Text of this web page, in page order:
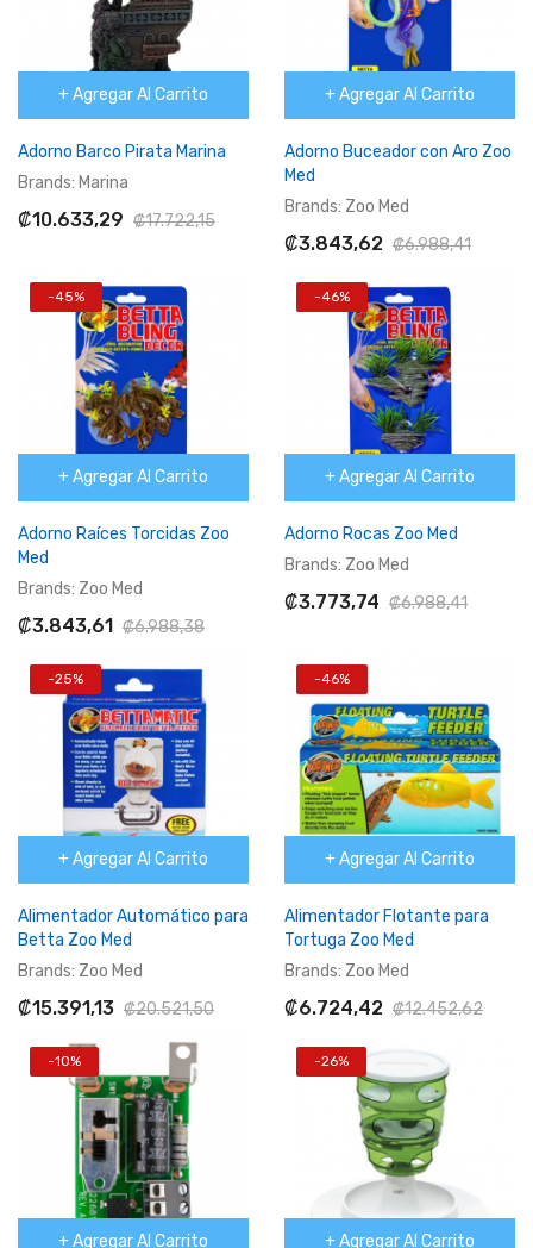
+ Agregar Al Carrito
Adorno Barco Pirata Marina
Brands: Marina
₡10.633,29 ₡17.722,15
+ Agregar Al Carrito
Adorno Buceador con Aro Zoo
Med
Brands: Zoo Med
₡3.843,62 ₡6.988,41
-45%
+ Agregar Al Carrito
Adorno Raíces Torcidas Zoo
Med
Brands: Zoo Med
₡3.843,61 ₡6.988,38
-46%
+ Agregar Al Carrito
Adorno Rocas Zoo Med
Brands: Zoo Med
₡3.773,74 ₡6.988,41
-25%
+ Agregar Al Carrito
Alimentador Automático para
Betta Zoo Med
Brands: Zoo Med
₡15.391,13 ₡20.521,50
-46%
+ Agregar Al Carrito
Alimentador Flotante para
Tortuga Zoo Med
Brands: Zoo Med
₡6.724,42 ₡12.452,62
-10%
+ Agregar Al Carrito
-26%
+ Agregar Al Carrito